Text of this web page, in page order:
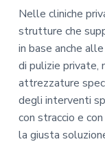
Nelle cliniche
strutture che
in base anche
di pulizie private,
attrezzature
degli interventi
con straccio e
la giusta